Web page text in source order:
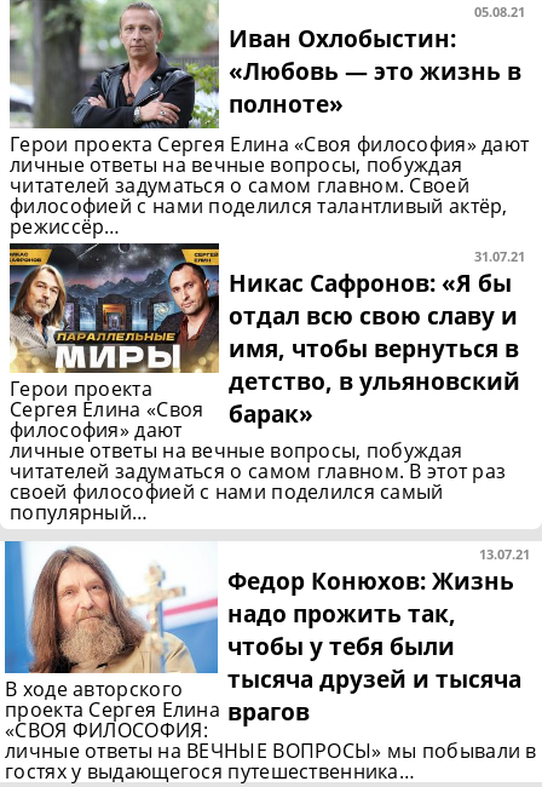
05.08.21
Иван Охлобыстин:
«Любовь — это жизнь в
полноте»
Герои проекта Сергея Елина «Своя философия» дают
личные ответы на вечные вопросы, побуждая
читателей задуматься о самом главном. Своей
философией с нами поделился талантливый актёр,
режиссёр…
31.07.21
Никас Сафронов: «Я бы
отдал всю свою славу и
имя, чтобы вернуться в
детство, в ульяновский
барак»
Герои проекта
Сергея Елина «Своя
философия» дают
личные ответы на вечные вопросы, побуждая
читателей задуматься о самом главном. В этот раз
своей философией с нами поделился самый
популярный…
13.07.21
Федор Конюхов: Жизнь
надо прожить так,
чтобы у тебя были
тысяча друзей и тысяча
врагов
В ходе авторского
проекта Сергея Елина
«СВОЯ ФИЛОСОФИЯ:
личные ответы на ВЕЧНЫЕ ВОПРОСЫ» мы побывали в
гостях у выдающегося путешественника…